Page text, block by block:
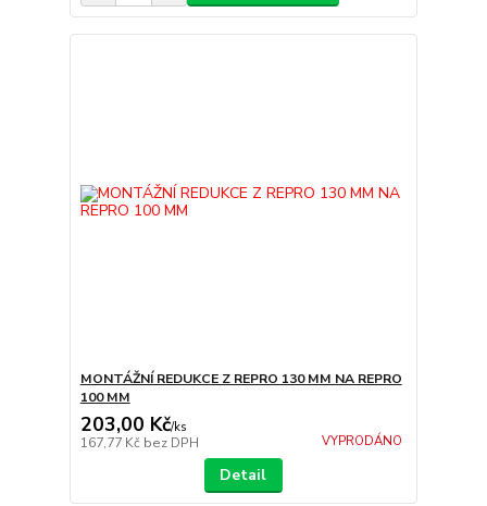
MONTÁŽNÍ REDUKCE Z REPRO 130 MM NA REPRO
100 MM
203,00 Kč/ks
167,77 Kč bez DPH VYPRODÁNO
Detail